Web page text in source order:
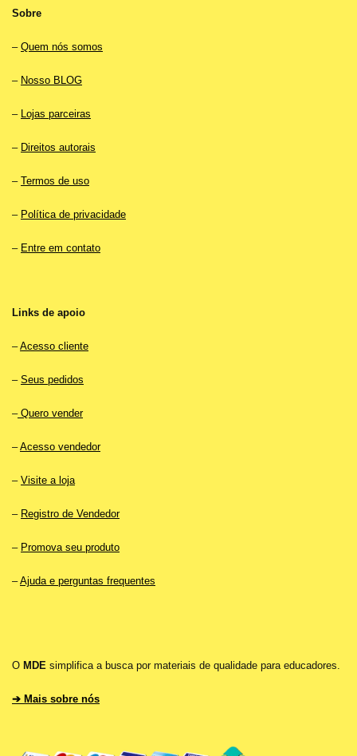
Sobre
– Quem nós somos
– Nosso BLOG
– Lojas parceiras
– Direitos autorais
– Termos de uso
– Política de privacidade
– Entre em contato
Links de apoio
–Acesso cliente
– Seus pedidos
–Quero vender
–Acesso vendedor
– Visite a loja
– Registro de Vendedor
– Promova seu produto
–Ajuda e perguntas frequentes
O MDE simplifica a busca por materiais de qualidade para educadores.
➔ Mais sobre nós